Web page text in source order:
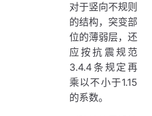
对于竖向不规则
的结构，突变部
位的薄弱层，还
应按抗震规范
3.4.4条规定再
乘以不小于1.15
的系数。